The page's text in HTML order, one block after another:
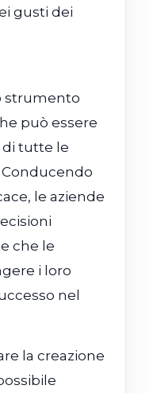
gusti dei
strumento
può essere
di tutte le
le aziende
che le
i loro
nel
la creazione